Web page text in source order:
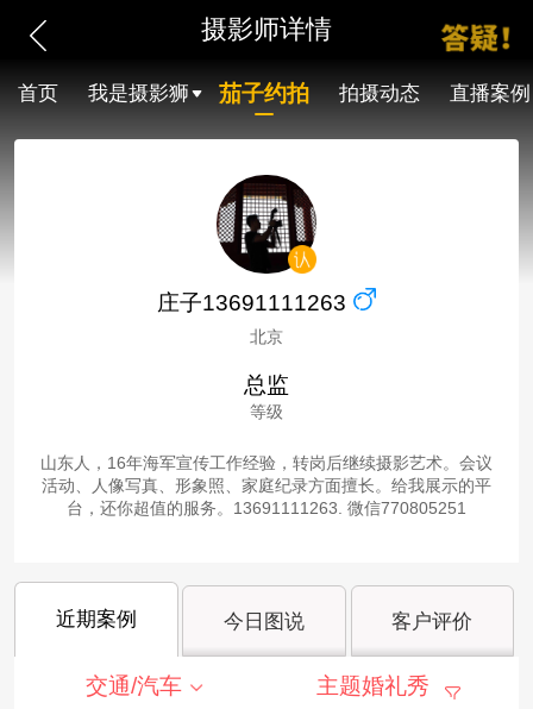
摄影师详情
首页 我是摄影狮 茄子约拍 拍摄动态 直播案例
庄子13691111263
北京
总监
等级
山东人，16年海军宣传工作经验，转岗后继续摄影艺术。会议
活动、人像写真、形象照、家庭纪录方面擅长。给我展示的平
台，还你超值的服务。13691111263. 微信770805251
近期案例 今日图说 客户评价
交通/汽车 主题婚礼秀